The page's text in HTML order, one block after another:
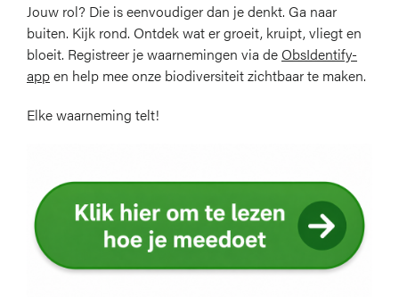
Jouw rol? Die is eenvoudiger dan je denkt. Ga naar
buiten. Kijk rond. Ontdek wat er groeit, kruipt, vliegt en
bloeit. Registreer je waarnemingen via deObsIdentify-
appen help mee onze biodiversiteit zichtbaar te maken.
Elke waarneming telt!